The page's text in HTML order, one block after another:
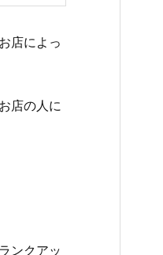
店によっ
店の人に
ンクアッ